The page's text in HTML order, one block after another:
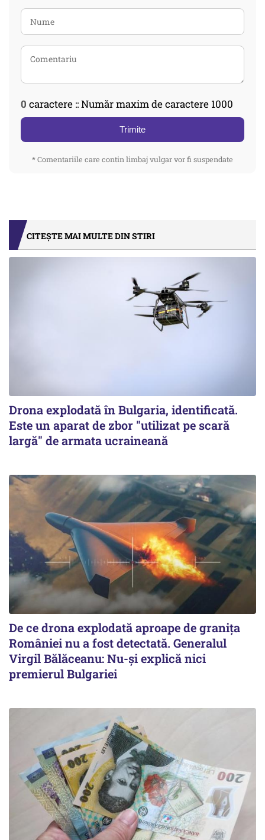
0 caractere :: Număr maxim de caractere 1000
Trimite
* Comentariile care contin limbaj vulgar vor fi suspendate
CITEȘTE MAI MULTE DIN STIRI
Drona explodată în Bulgaria, identificată.
Este un aparat de zbor "utilizat pe scară
largă" de armata ucraineană
De ce drona explodată aproape de granița
României nu a fost detectată. Generalul
Virgil Bălăceanu: Nu-și explică nici
premierul Bulgariei